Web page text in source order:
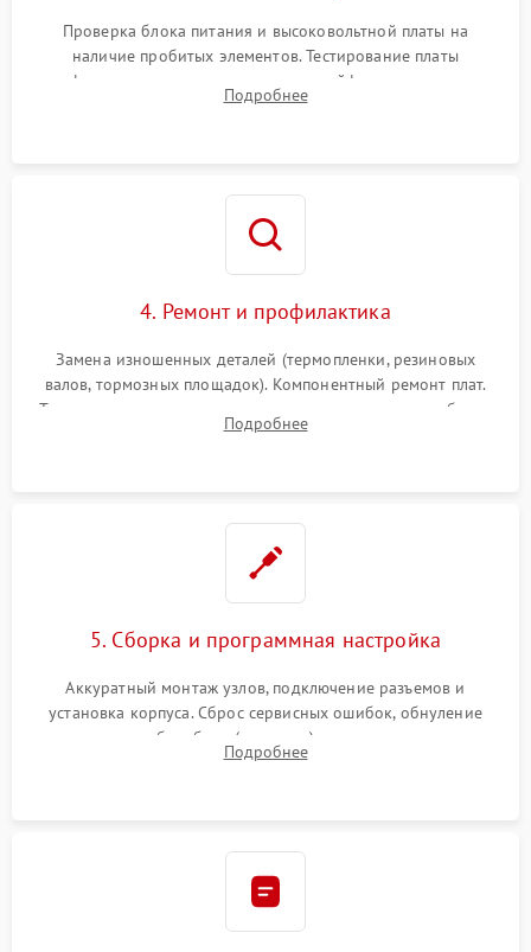
Проверка блока питания и высоковольтной платы на
наличие пробитых элементов. Тестирование платы
форматирования, целостности шлейфов, контактов
картриджа и оптопар (датчиков прохождения и наличия
Подробнее
4. Ремонт и профилактика
Замена изношенных деталей (термопленки, резиновых
валов, тормозных площадок). Компонентный ремонт плат.
Тщательная очистка тракта печати, контактов и линз блока
лазера (LSU) от просыпанного тонера и пыли.
Подробнее
5. Сборка и программная настройка
Аккуратный монтаж узлов, подключение разъемов и
установка корпуса. Сброс сервисных ошибок, обнуление
счетчиков абсорбера (памперса) или узла переноса,
обновление прошивки и программная калибровка аппарата.
Подробнее